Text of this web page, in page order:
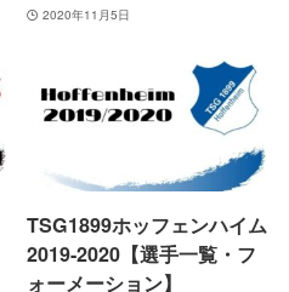
2020年11月5日
TSG1899ホッフェンハイム
2019-2020【選手一覧・フ
ォーメーション】